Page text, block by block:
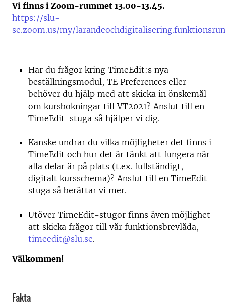
Vi finns i Zoom-rummet 13.00-13.45.
https://slu-
se.zoom.us/my/
Har du frågor kring TimeEdit:s nya
beställningsmodul, TE Preferences eller
behöver du hjälp med att skicka in önskemål
om kursbokningar till VT2021? Anslut till en
TimeEdit-stuga så hjälper vi dig.
Kanske undrar du vilka möjligheter det finns i
TimeEdit och hur det är tänkt att fungera när
alla delar är på plats (t.ex. fullständigt,
digitalt kursschema)? Anslut till en TimeEdit-
stuga så berättar vi mer.
Utöver TimeEdit-stugor finns även möjlighet
att skicka frågor till vår funktionsbrevlåda,
timeedit@slu.se.
Välkommen!
Fakta